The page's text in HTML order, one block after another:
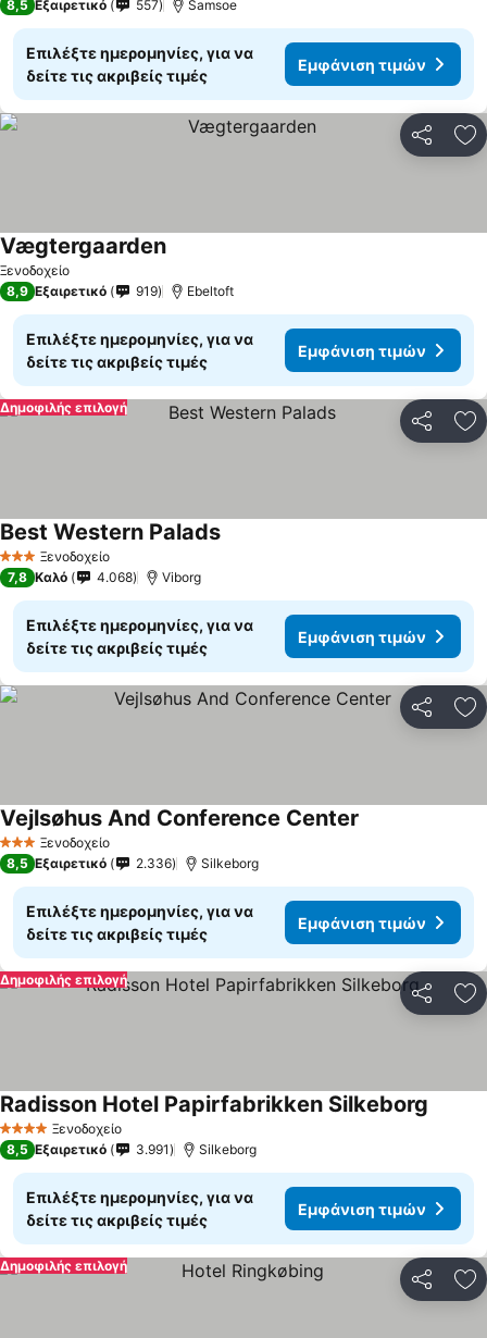
8,5 Εξαιρετικό 557 Samsoe
Επιλέξτε ημερομηνίες, για να
δείτε τις ακριβείς τιμές
Εμφάνιση τιμών
Ξενοδοχείο
VægtergaardenΕμφάνιση τιμών
8,9 Εξαιρετικό 919 Ebeltoft
Επιλέξτε ημερομηνίες, για να
δείτε τις ακριβείς τιμές
Εμφάνιση τιμών
Δημοφιλής επιλογή
3 ΑστέριαΞενοδοχείο
Best Western PaladsΕμφάνιση τιμών
7,8 Καλό 4.068 Viborg
Επιλέξτε ημερομηνίες, για να
δείτε τις ακριβείς τιμές
Εμφάνιση τιμών
3 ΑστέριαΞενοδοχείο
Vejlsøhus And Conference Center
8,5 Εξαιρετικό 2.336 Silkeborg
Επιλέξτε ημερομηνίες, για να
δείτε τις ακριβείς τιμές
Εμφάνιση τιμών
Δημοφιλής επιλογή
4 ΑστέριαΞενοδοχείο
Radisson Hotel Papirfabrikken Silkeborg
8,5 Εξαιρετικό 3.991 Silkeborg
Επιλέξτε ημερομηνίες, για να
δείτε τις ακριβείς τιμές
Εμφάνιση τιμών
Δημοφιλής επιλογή